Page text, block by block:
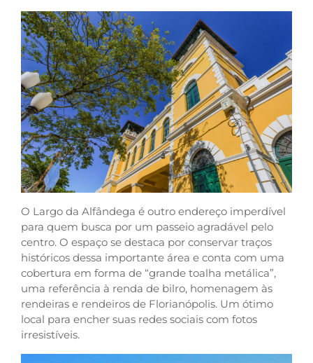
O Largo da Alfândega é outro endereço imperdível
para quem busca por um passeio agradável pelo
centro. O espaço se destaca por conservar traços
históricos dessa importante área e conta com uma
cobertura em forma de “grande toalha metálica”,
uma referência à renda de bilro, homenagem às
rendeiras e rendeiros de Florianópolis. Um ótimo
local para encher suas redes sociais com fotos
irresistíveis.